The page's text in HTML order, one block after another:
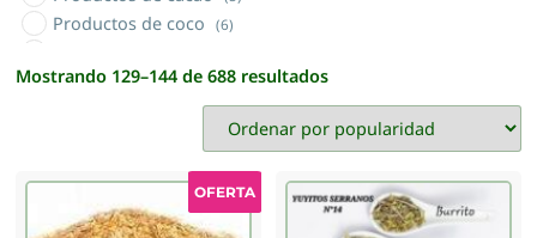
Productos de coco (6)
Sales naturales (3)
Tés Nacionales e Importados
Tisanas y topping (28)
Vinagre (2)
Mostrando 129–144 de 688 resultados
OFERTA